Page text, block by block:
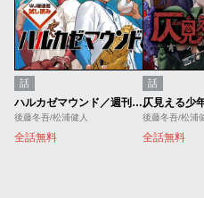
話
ハルカゼマウンド／週刊少年ジャンプ新連載試し読み
後藤冬吾/松浦健人
全話無料
話
仄見える少
後藤冬吾/松浦
全話無料